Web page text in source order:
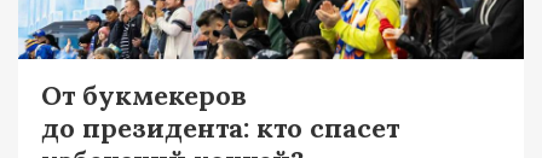
От букмекеров
до президента: кто спасет